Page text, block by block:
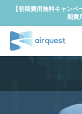
【初期費用無料キャン
期費